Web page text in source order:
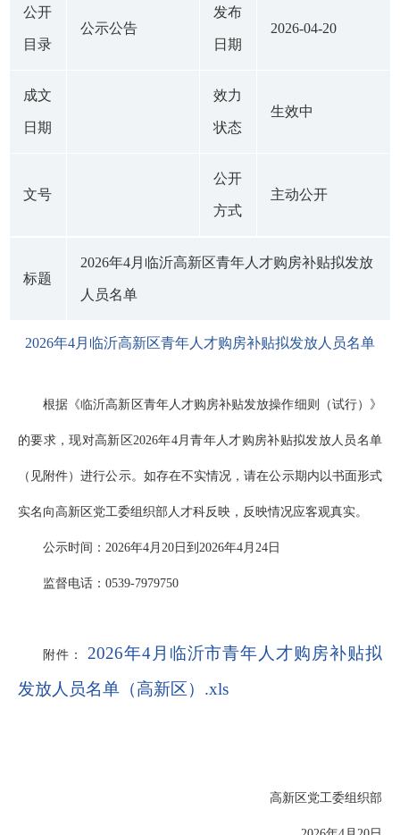
公开
目录
公示公告
发布
日期
2026-04-20
成文
日期
效力
状态
生效中
文号
公开
方式
主动公开
标题
2026年4月临沂高新区青年人才购房补贴拟发放
人员名单
2026年4月临沂高新区青年人才购房补贴拟发放人员名单
根据《临沂高新区青年人才购房补贴发放操作细则（试行）》
的要求，现对高新区2026年4月青年人才购房补贴拟发放人员名单
（见附件）进行公示。如存在不实情况，请在公示期内以书面形式
实名向高新区党工委组织部人才科反映，反映情况应客观真实。
公示时间：2026年4月20日到2026年4月24日
监督电话：0539-7979750
附件： 2026年4月临沂市青年人才购房补贴拟
发放人员名单（高新区）.xls
高新区党工委组织部